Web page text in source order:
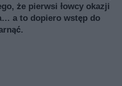
że pierwsi łowcy okazji
a to dopiero wstęp do